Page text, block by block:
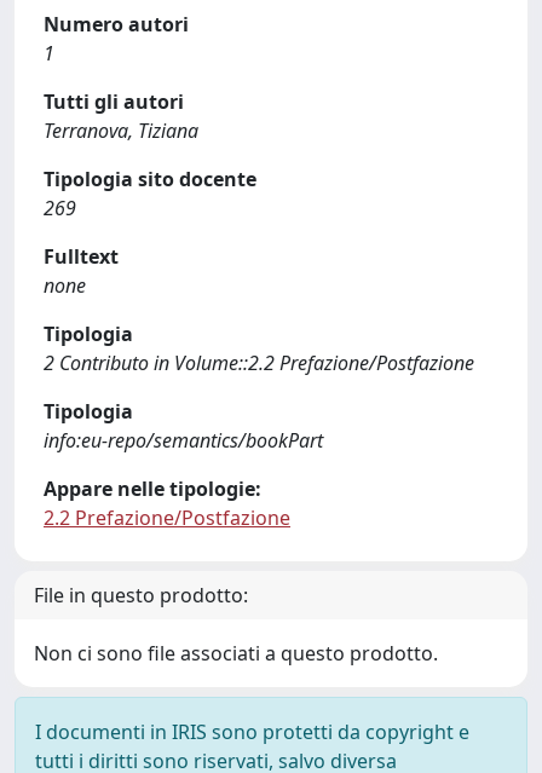
Numero autori
1
Tutti gli autori
Terranova, Tiziana
Tipologia sito docente
269
Fulltext
none
Tipologia
2 Contributo in Volume::2.2 Prefazione/Postfazione
Tipologia
info:eu-repo/semantics/bookPart
Appare nelle tipologie:
2.2 Prefazione/Postfazione
File in questo prodotto:
Non ci sono file associati a questo prodotto.
I documenti in IRIS sono protetti da copyright e
tutti i diritti sono riservati, salvo diversa